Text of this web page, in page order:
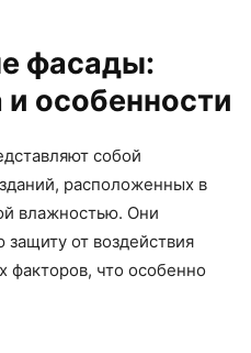
фасады:
особенности
собой
расположенных в
влажностью. Они
от воздействия
факторов, что особенно